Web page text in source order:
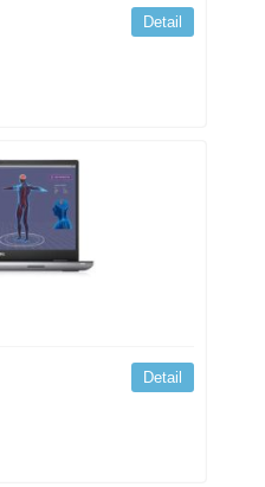
Detail
Detail